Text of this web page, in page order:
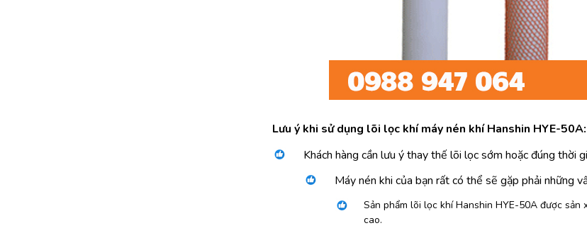
Lưu ý khi sử dụng lõi lọc khí máy nén khí Hanshin HYE-50A:
Khách hàng cần lưu ý thay thế lõi lọc sớm hoặc đúng thời
Máy nén khi của bạn rất có thể sẽ gặp phải những
Sản phẩm lõi lọc khí Hanshin HYE-50A được
cao.